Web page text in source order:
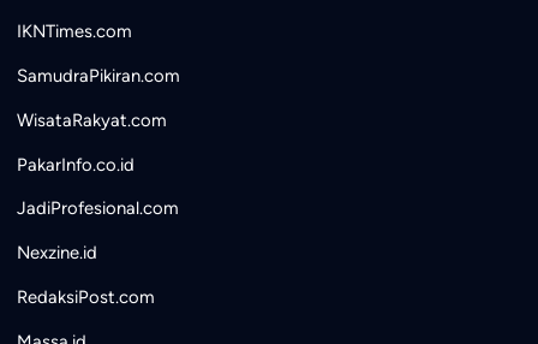
IKNTimes.com
SamudraPikiran.com
WisataRakyat.com
PakarInfo.co.id
JadiProfesional.com
Nexzine.id
RedaksiPost.com